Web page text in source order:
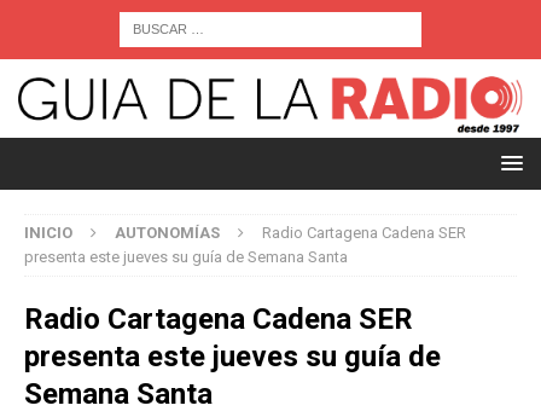
INICIO AUTONOMÍAS
Radio Cartagena Cadena SER
presenta este jueves su guía de Semana Santa
Radio Cartagena Cadena SER
presenta este jueves su guía de
Semana Santa